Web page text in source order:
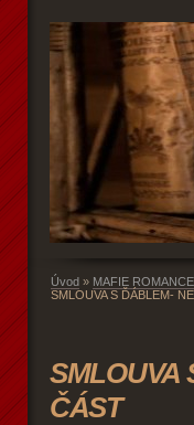
Úvod » MAFIE ROMANCE
SMLOUVA S ĎÁBLEM-
SMLOUVA
ČÁST